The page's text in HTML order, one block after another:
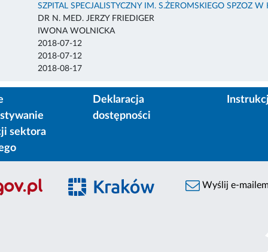
SZPITAL SPECJALISTYCZNY IM. S.ŻEROMSKIEGO SPZOZ W
DR N. MED. JERZY FRIEDIGER
IWONA WOLNICKA
2018-07-12
2018-07-12
2018-08-17
sektora
Deklaracja
dostępności
Wyślij e-